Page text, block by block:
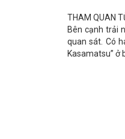
THAM QUAN
Bên cạnh trải
quan sát. Có
Kasamatsu” ở